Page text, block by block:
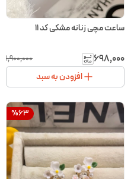
ساعت مچی زنانه مشکی کد ۱۱
۶۹۸٬۰۰۰ ۱٬۹۰۰٬۰۰۰
افزودن به سبد
%63